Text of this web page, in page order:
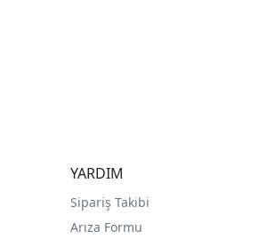
YARDIM
Sipariş Takibi
Arıza Formu